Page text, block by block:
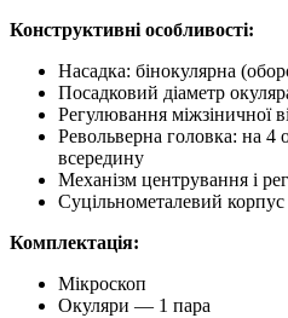
Конструктивні особливості:
Насадка: бінокулярна
Посадковий діаметр
Регулювання міжзіничної
Револьверна головка: на 4
всередину
Механізм центрування і
Суцільнометалевий корпус
Комплектація:
Мікроскоп
Окуляри — 1 пара